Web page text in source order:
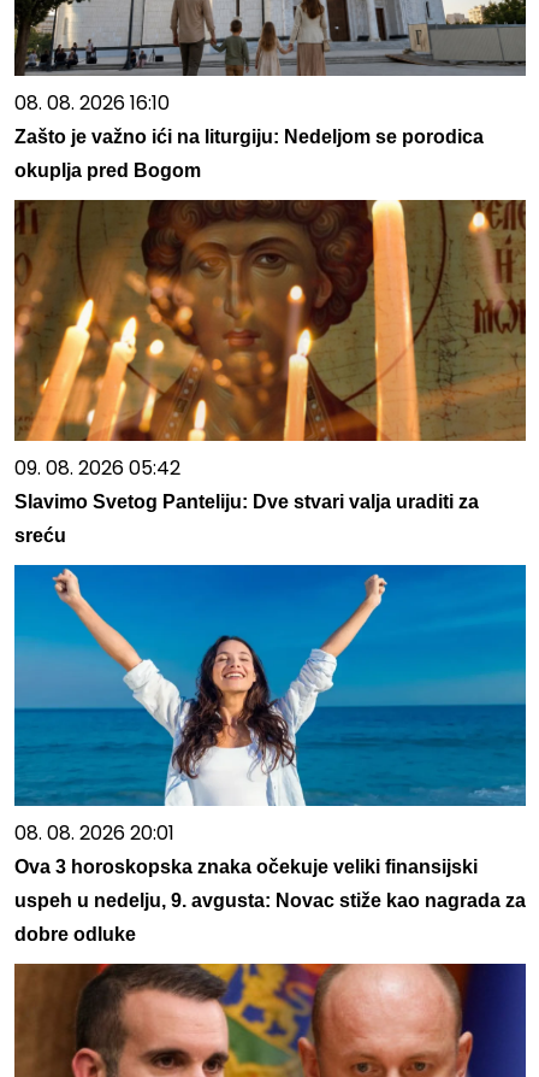
08. 08. 2026 16:10
Zašto je važno ići na liturgiju: Nedeljom se porodica
okuplja pred Bogom
09. 08. 2026 05:42
Slavimo Svetog Panteliju: Dve stvari valja uraditi za
sreću
08. 08. 2026 20:01
Ova 3 horoskopska znaka očekuje veliki finansijski
uspeh u nedelju, 9. avgusta: Novac stiže kao nagrada za
dobre odluke